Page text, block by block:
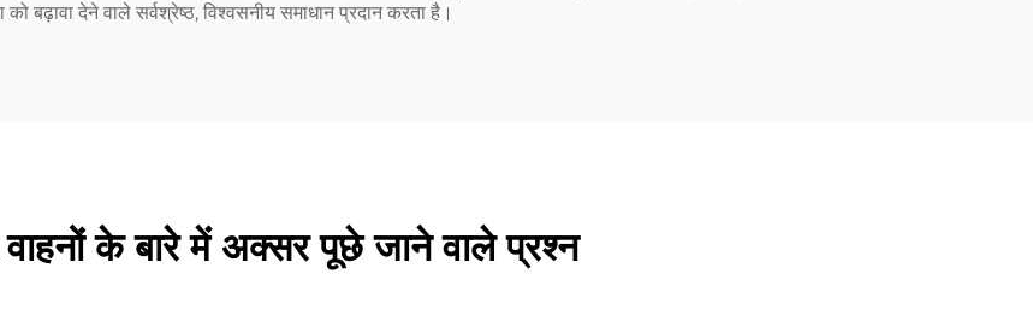
बढ़ावा देने वाले सर्वश्रेष्ठ, विश्वसनीय समाधान प्रदान करता है।
वाहनों के बारे में अक्सर पूछे जाने वाले प्रश्न